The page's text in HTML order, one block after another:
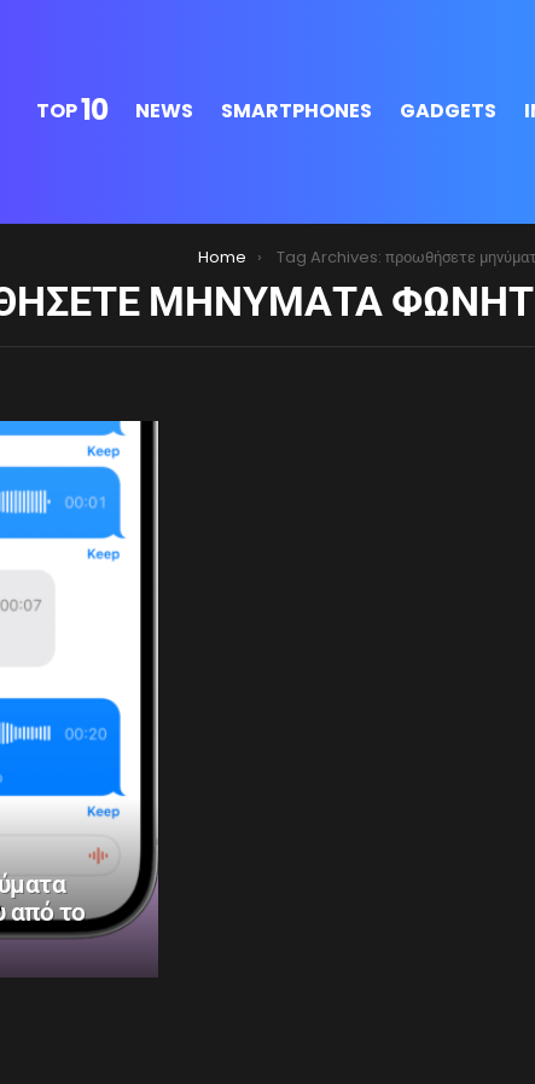
TOP10 NEWS SMARTPHONES GADGETS
Home Tag Archives: προωθήσετε μηνύματα φωνητικού
ΜΗΝΎΜΑΤΑ
από το